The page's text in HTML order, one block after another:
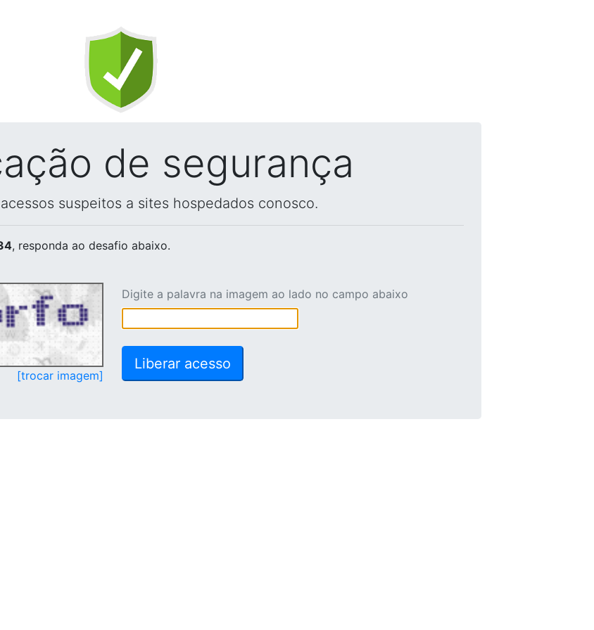
de segurança
suspeitos a sites hospedados conosco.
, responda ao desafio abaixo.
[trocar imagem]
Digite a palavra na imagem ao lado no campo abaixo